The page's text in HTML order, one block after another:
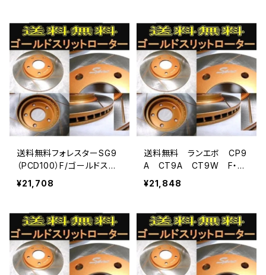
送料無料フォレスターSG9
（PCD100）F/ゴールドスリ
ットローター
¥21,708
送料無料 ランエボ CP9
A CT9A CT9W F・ゴ
ールドスリット
¥21,848